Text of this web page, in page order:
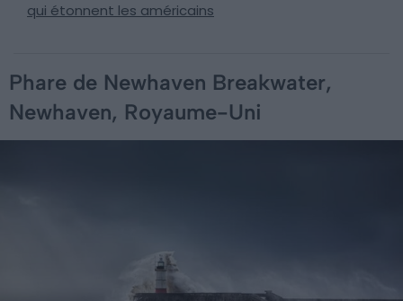
qui étonnent les américains
Phare de Newhaven Breakwater,
Newhaven, Royaume-Uni